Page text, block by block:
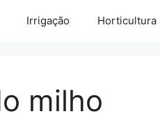
Irrigação Horticultura
milho